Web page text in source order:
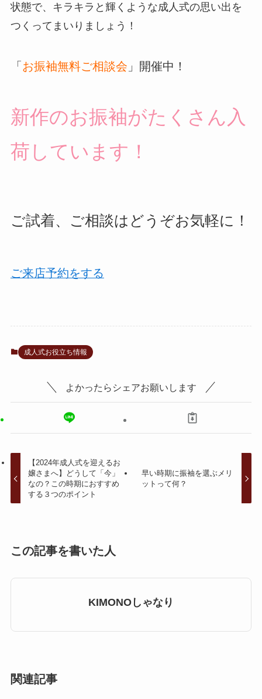
状態で、キラキラと輝くような成人式の思い出を
つくってまいりましょう！
「お振袖無料ご相談会 」開催中！
新作のお振袖がたくさん入
荷しています！
ご試着、ご相談はどうぞお気軽に！
ご来店予約をする
成人式お役立ち情報
よかったらシェアお願いします
【2024年成人式を迎えるお
嬢さまへ】どうして「今」
なの？この時期におすすめ
する３つのポイント
早い時期に振袖を選ぶメリ
ットって何？
この記事を書いた人
KIMONOしゃなり
関連記事